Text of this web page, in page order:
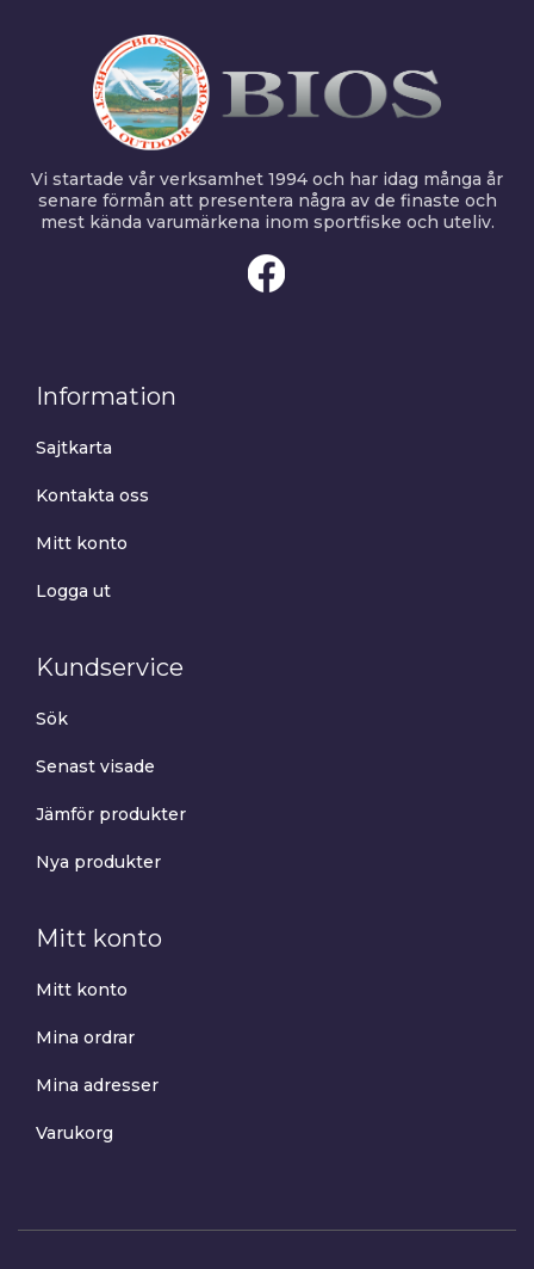
Vi startade vår verksamhet 1994 och har idag många år
senare förmån att presentera några av de finaste och
mest kända varumärkena inom sportfiske och uteliv.
Information
Sajtkarta
Kontakta oss
Mitt konto
Logga ut
Kundservice
Sök
Senast visade
Jämför produkter
Nya produkter
Mitt konto
Mitt konto
Mina ordrar
Mina adresser
Varukorg